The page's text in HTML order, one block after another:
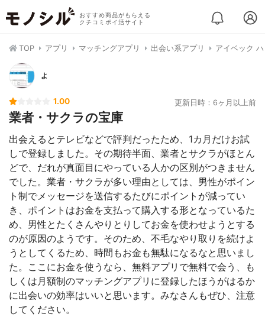
おすすめ商品がもらえる
クチコミポイ活サイト
TOP アプリ マッチングアプリ 出会い系アプリ アイベック
よ
1.00 更新日時：6ヶ月以上前
業者・サクラの宝庫
出会えるとテレビなどで評判だったため、1カ月だけお試
しで登録しました。その期待半面、業者とサクラがほとん
どで、だれが真面目にやっている人かの区別がつきません
でした。業者・サクラが多い理由としては、男性がポイン
ト制でメッセージを送信するたびにポイントが減ってい
き、ポイントはお金を支払って購入する形となっているた
め、男性とたくさんやりとりしてお金を使わせようとする
のが原因のようです。そのため、不毛なやり取りを続けよ
うとしてくるため、時間もお金も無駄になるなと思いまし
た。ここにお金を使うなら、無料アプリで無料で会う、も
しくは月額制のマッチングアプリに登録したほうがはるか
に出会いの効率はいいと思います。みなさんもぜひ、注意
してください。